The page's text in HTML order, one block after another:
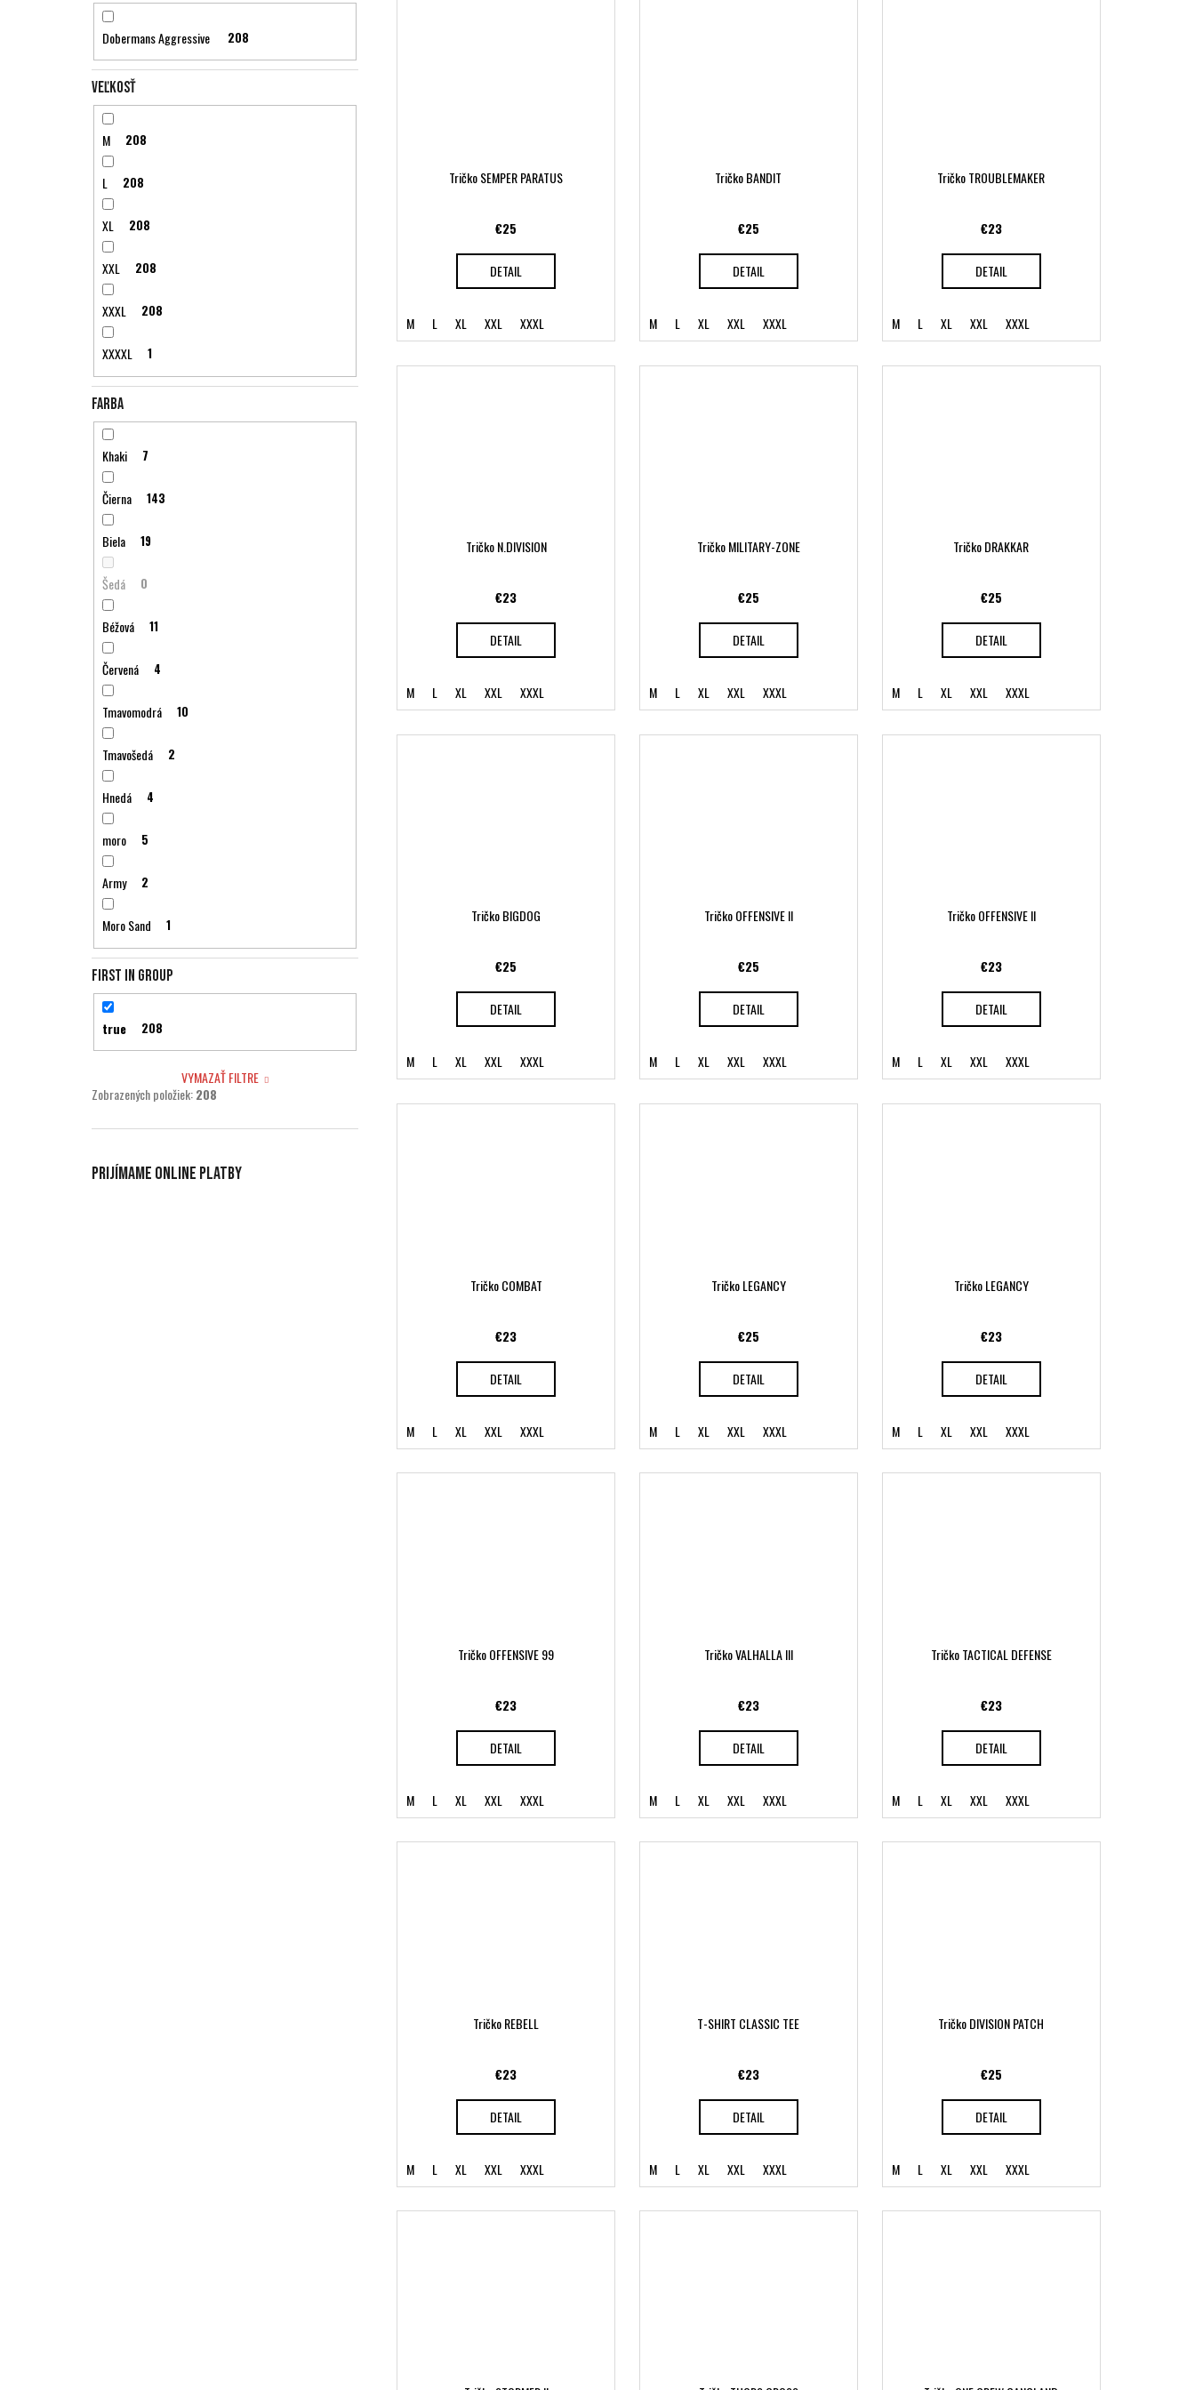
Dobermans Aggressive 208
Veľkosť
M 208
L 208
XL 208
XXL 208
XXXL 208
XXXXL 1
Farba
Khaki 7
Čierna 143
Biela 19
Šedá 0
Béžová 11
Červená 4
Tmavomodrá 10
Tmavošedá 2
Hnedá 4
moro 5
Army 2
Moro Sand 1
First in group
true 208
VYMAZAŤ FILTRE
Zobrazených položiek:208
Prijímame online platby
Tričko SEMPER PARATUS
€25
DETAIL
M L XL XXL XXXL
Tričko BANDIT
€25
DETAIL
M L XL XXL XXXL
Tričko TROUBLEMAKER
€23
DETAIL
M L XL XXL XXXL
Tričko N.DIVISION
€23
DETAIL
M L XL XXL XXXL
Tričko MILITARY-ZONE
€25
DETAIL
M L XL XXL XXXL
Tričko DRAKKAR
€25
DETAIL
M L XL XXL XXXL
Tričko BIGDOG
€25
DETAIL
M L XL XXL XXXL
Tričko OFFENSIVE II
€25
DETAIL
M L XL XXL XXXL
Tričko OFFENSIVE II
€23
DETAIL
M L XL XXL XXXL
Tričko COMBAT
€23
DETAIL
M L XL XXL XXXL
Tričko LEGANCY
€25
DETAIL
M L XL XXL XXXL
Tričko LEGANCY
€23
DETAIL
M L XL XXL XXXL
Tričko OFFENSIVE 99
€23
DETAIL
M L XL XXL XXXL
Tričko VALHALLA III
€23
DETAIL
M L XL XXL XXXL
Tričko TACTICAL DEFENSE
€23
DETAIL
M L XL XXL XXXL
Tričko REBELL
€23
DETAIL
M L XL XXL XXXL
T-SHIRT CLASSIC TEE
€23
DETAIL
M L XL XXL XXXL
Tričko DIVISION PATCH
€25
DETAIL
M L XL XXL XXXL